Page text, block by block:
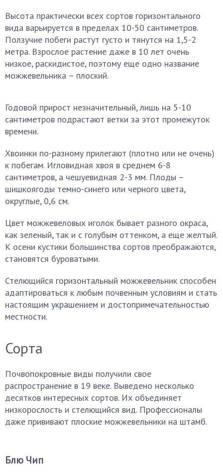
Высота практически всех сортов горизонтального
вида варьируется в пределах 10-50 сантиметров.
Ползучие побеги растут густо и тянутся на 1,5-2
метра. Взрослое растение даже в 10 лет очень
низкое, раскидистое, поэтому еще одно название
можжевельника – плоский.
Годовой прирост незначительный, лишь на 5-10
сантиметров подрастают ветки за этот промежуток
времени.
Хвоинки по-разному прилегают (плотно или не очень)
к побегам. Игловидная хвоя в среднем 6-8
сантиметров, а чешуевидная 2-3 мм. Плоды –
шишкоягоды темно-синего или черного цвета,
округлые, 0,6 см.
Цвет можжевеловых иголок бывает разного окраса,
как зеленый, так и с голубым оттенком, а еще желтый.
К осени кустики большинства сортов преображаются,
становятся буроватыми.
Стелющийся горизонтальный можжевельник способен
адаптироваться к любым почвенным условиям и стать
настоящим украшением и достопримечательностью
местности.
Сорта
Почвопокровные виды получили свое
распространение в 19 веке. Выведено несколько
десятков интересных сортов. Их объединяет
низкорослость и стелющийся вид. Профессионалы
даже прививают плоские можжевельники на штамб.
Блю Чип